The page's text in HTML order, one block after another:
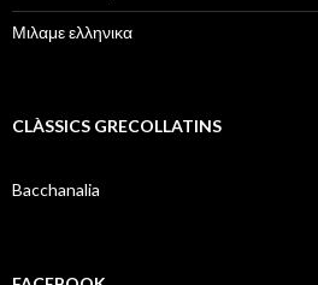
Μιλαμε ελληνικα
CLÀSSICS GRECOLLATINS
Bacchanalia